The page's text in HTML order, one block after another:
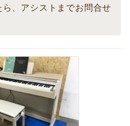
、アシストまでお問合せ